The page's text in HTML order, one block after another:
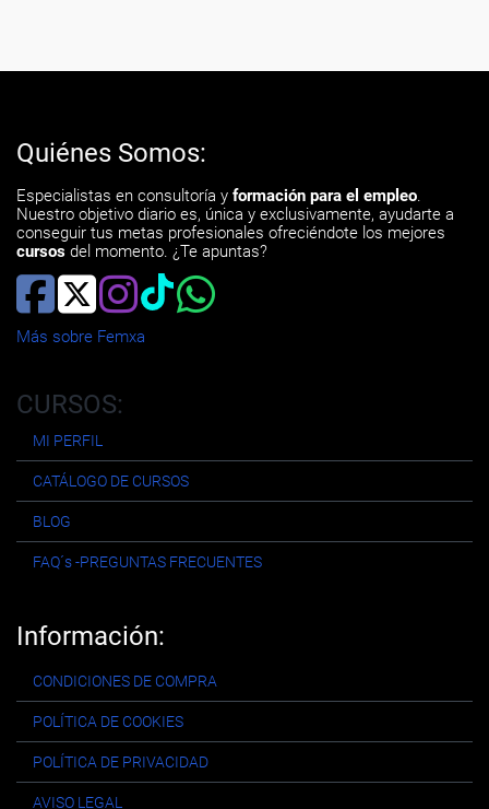
Quiénes Somos:
Especialistas en consultoría y formación para el empleo.
Nuestro objetivo diario es, única y exclusivamente, ayudarte a
conseguir tus metas profesionales ofreciéndote los mejores
cursos del momento. ¿Te apuntas?
Más sobre Femxa
CURSOS:
MI PERFIL
CATÁLOGO DE CURSOS
BLOG
FAQ´s -PREGUNTAS FRECUENTES
Información:
CONDICIONES DE COMPRA
POLÍTICA DE COOKIES
POLÍTICA DE PRIVACIDAD
AVISO LEGAL